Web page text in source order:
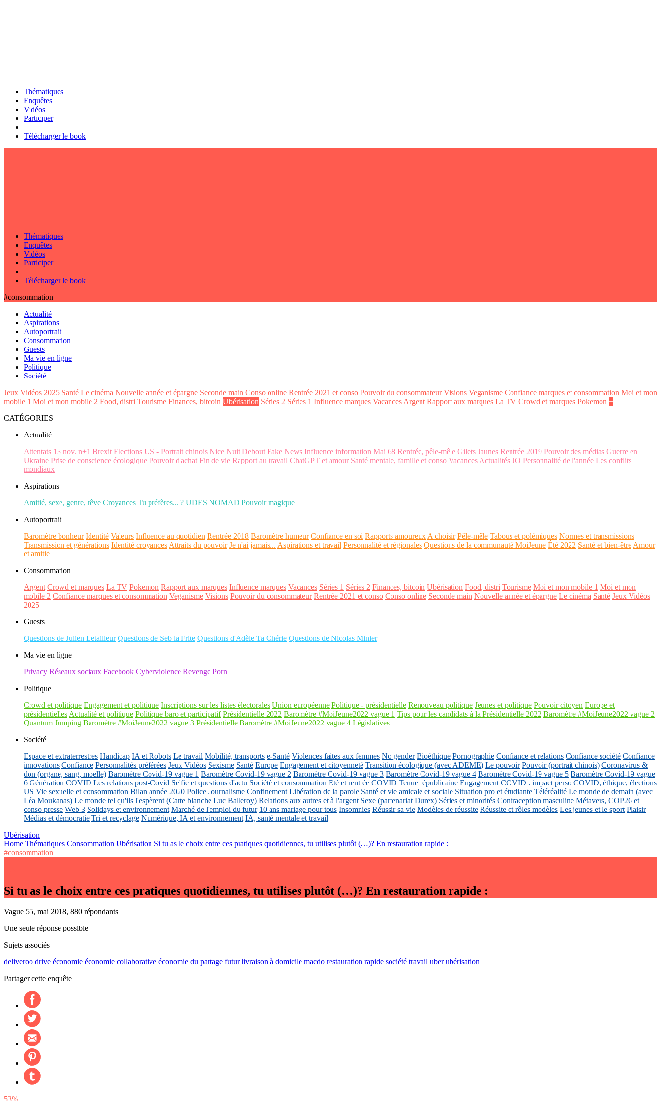
Thématiques
Enquêtes
Vidéos
Participer
Télécharger le book
Thématiques
Enquêtes
Vidéos
Participer
Télécharger le book
#consommation
Actualité
Aspirations
Autoportrait
Consommation
Guests
Ma vie en ligne
Politique
Société
Jeux Vidéos 2025 Santé Le cinéma Nouvelle année et épargne Seconde main Conso online Rentrée 2021 et conso Pouvoir du consommateur Visions Veganisme Confiance marques et consommation Moi et mon
mobile 1 Moi et mon mobile 2 Food, distri Tourisme Finances, bitcoin Ubérisation Séries 2 Séries 1 Influence marques Vacances Argent Rapport aux marques La TV Crowd et marques Pokemon +
CATÉGORIES
Actualité
Attentats 13 nov. n+1 Brexit Elections US - Portrait chinois Nice Nuit Debout Fake News Influence information Mai 68 Rentrée, pêle-mêle Gilets Jaunes Rentrée 2019 Pouvoir des médias Guerre en
Ukraine Prise de conscience écologique Pouvoir d'achat Fin de vie Rapport au travail ChatGPT et amour Santé mentale, famille et conso Vacances Actualités JO Personnalité de l'année Les conflits
mondiaux
Aspirations
Amitié, sexe, genre, rêve Croyances Tu préfères... ? UDES NOMAD Pouvoir magique
Autoportrait
Baromètre bonheur Identité Valeurs Influence au quotidien Rentrée 2018 Baromètre humeur Confiance en soi Rapports amoureux A choisir Pêle-mêle Tabous et polémiques Normes et transmissions
Transmission et générations Identité croyances Attraits du pouvoir Je n'ai jamais... Aspirations et travail Personnalité et régionales Questions de la communauté MoiJeune Été 2022 Santé et bien-être Amour
et amitié
Consommation
Argent Crowd et marques La TV Pokemon Rapport aux marques Influence marques Vacances Séries 1 Séries 2 Finances, bitcoin Ubérisation Food, distri Tourisme Moi et mon mobile 1 Moi et mon
mobile 2 Confiance marques et consommation Veganisme Visions Pouvoir du consommateur Rentrée 2021 et conso Conso online Seconde main Nouvelle année et épargne Le cinéma Santé Jeux Vidéos
2025
Guests
Questions de Julien Letailleur Questions de Seb la Frite Questions d'Adèle Ta Chérie Questions de Nicolas Minier
Ma vie en ligne
Privacy Réseaux sociaux Facebook Cyberviolence Revenge Porn
Politique
Crowd et politique Engagement et politique Inscriptions sur les listes électorales Union européenne Politique - présidentielle Renouveau politique Jeunes et politique Pouvoir citoyen Europe et
présidentielles Actualité et politique Politique baro et participatif Présidentielle 2022 Baromètre #MoiJeune2022 vague 1 Tips pour les candidats à la Présidentielle 2022 Baromètre #MoiJeune2022 vague 2
Quantum Jumping Baromètre #MoiJeune2022 vague 3 Présidentielle Baromètre #MoiJeune2022 vague 4 Législatives
Société
Espace et extraterrestres Handicap IA et Robots Le travail Mobilité, transports e-Santé Violences faites aux femmes No gender Bioéthique Pornographie Confiance et relations Confiance société Confiance
innovations Confiance Personnalités préférées Jeux Vidéos Sexisme Santé Europe Engagement et citoyenneté Transition écologique (avec ADEME) Le pouvoir Pouvoir (portrait chinois) Coronavirus &
don (organe, sang, moelle) Baromètre Covid-19 vague 1 Baromètre Covid-19 vague 2 Baromètre Covid-19 vague 3 Baromètre Covid-19 vague 4 Baromètre Covid-19 vague 5 Baromètre Covid-19 vague
6 Génération COVID Les relations post-Covid Selfie et questions d'actu Société et consommation Eté et rentrée COVID Tenue républicaine Engagement COVID : impact perso COVID, éthique, élections
US Vie sexuelle et consommation Bilan année 2020 Police Journalisme Confinement Libération de la parole Santé et vie amicale et sociale Situation pro et étudiante Téléréalité Le monde de demain (avec
Léa Moukanas) Le monde tel qu'ils l'espèrent (Carte blanche Luc Balleroy) Relations aux autres et à l'argent Sexe (partenariat Durex) Séries et minorités Contraception masculine Métavers, COP26 et
conso presse Web 3 Solidays et environnement Marché de l'emploi du futur 10 ans mariage pour tous Insomnies Réussir sa vie Modèles de réussite Réussite et rôles modèles Les jeunes et le sport Plaisir
Médias et démocratie Tri et recyclage Numérique, IA et environnement IA, santé mentale et travail
Ubérisation
Home Thématiques Consommation Ubérisation Si tu as le choix entre ces pratiques quotidiennes, tu utilises plutôt (…)? En restauration rapide :
#consommation
Si tu as le choix entre ces pratiques quotidiennes, tu utilises plutôt (…)? En restauration rapide :
Vague 55, mai 2018, 880 répondants
Une seule réponse possible
Sujets associés
deliveroo drive économie économie collaborative économie du partage futur livraison à domicile macdo restauration rapide société travail uber ubérisation
Partager cette enquête
53%